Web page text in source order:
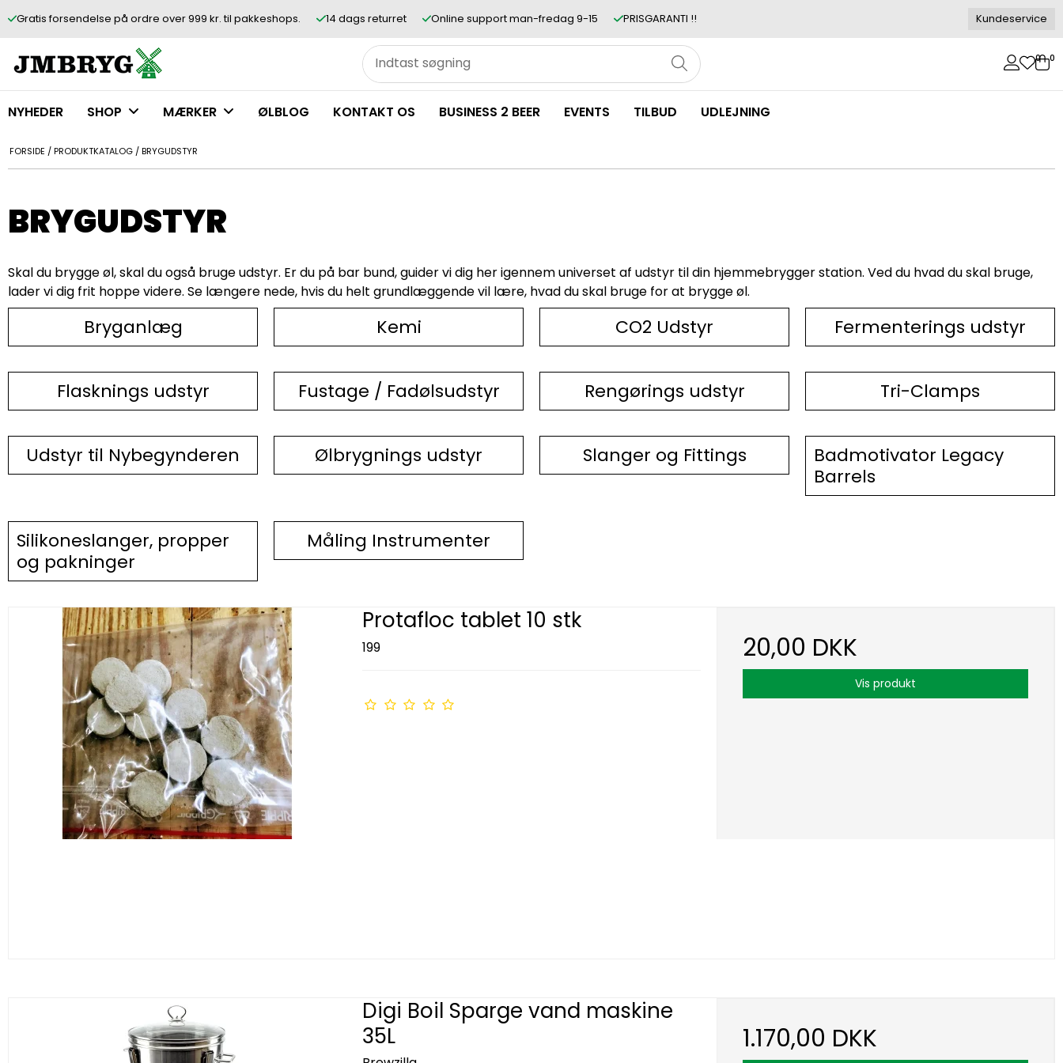
Gratis forsendelse på ordre over 999 kr. til pakkeshops. 14 dags returret Online support man-fredag 9-15 PRISGARANTI !! Kundeservice
0 0
NYHEDER SHOP MÆRKER ØLBLOG KONTAKT OS BUSINESS 2 BEER EVENTS TILBUD UDLEJNING
FORSIDE / PRODUKTKATALOG /BRYGUDSTYR
BRYGUDSTYR
Skal du brygge øl, skal du også bruge udstyr. Er du på bar bund, guider vi dig her igennem universet af udstyr til din hjemmebrygger station. Ved du hvad du skal bruge,
lader vi dig frit hoppe videre. Se længere nede, hvis du helt grundlæggende vil lære, hvad du skal bruge for at brygge øl.
Bryganlæg Kemi CO2 Udstyr Fermenterings udstyr
Flasknings udstyr Fustage / Fadølsudstyr Rengørings udstyr Tri-Clamps
Udstyr til Nybegynderen Ølbrygnings udstyr Slanger og Fittings
Badmotivator Legacy
Barrels
Silikoneslanger, propper
og pakninger
Måling Instrumenter
Protafloc tablet 10 stk
199 20,00 DKK
Vis produkt
Digi Boil Sparge vand maskine
35L
1.170,00 DKK